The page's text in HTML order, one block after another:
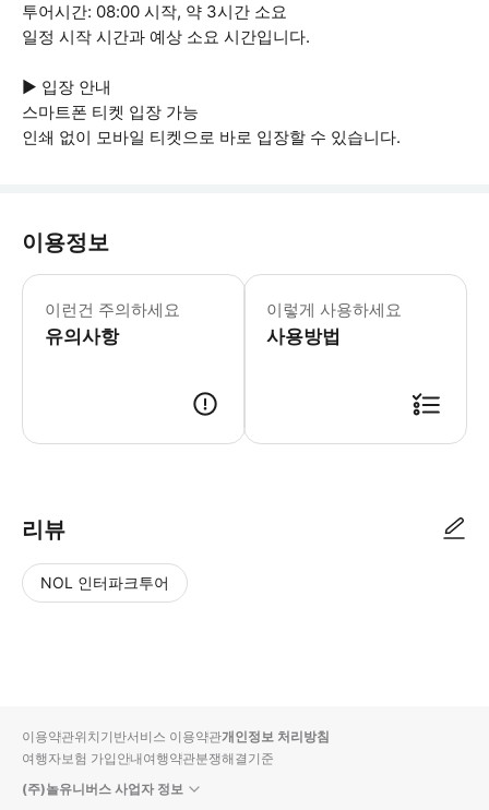
투어시간: 08:00 시작, 약 3시간 소요
일정 시작 시간과 예상 소요 시간입니다.
▶ 입장 안내
스마트폰 티켓 입장 가능
인쇄 없이 모바일 티켓으로 바로 입장할 수 있습니다.
이용정보
이런건 주의하세요
유의사항
▶ 꼭 알아두세요 두바이 내 모든 장소
이렇게 사용하세요
사용방법
리뷰
NOL 인터파크투어
입니
다.
순
상
이용약관위치기반서비스 이용약관개인정보 처리방침
여행자보험 가입안내여행약관분쟁해결기준
(주)놀유니버스 사업자 정보